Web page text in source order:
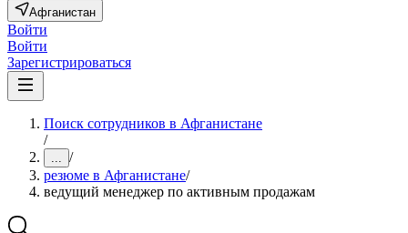
Афганистан
Войти
Войти
Зарегистрироваться
Поиск сотрудников в Афганистане
/
... /
резюме в Афганистане/
ведущий менеджер по активным продажам